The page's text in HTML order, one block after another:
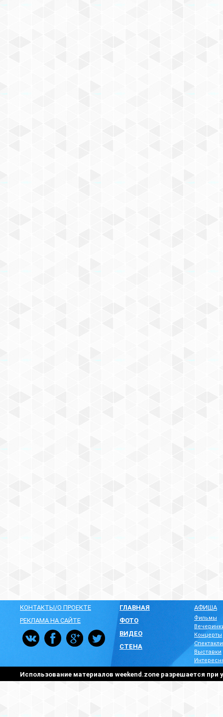
КОНТАКТЫ/О ПРОЕКТЕ
РЕКЛАМА НА САЙТЕ
ГЛАВНАЯ
ФОТО
ВИДЕО
СТЕНА
АФИША
Фильмы
Концерты
Спектакли
Выставки
Использование материалов weekend.zone разрешается